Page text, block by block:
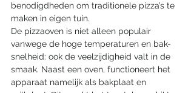
benodigdheden om traditionele pizza’s te
maken in eigen tuin.
De pizzaoven is niet alleen populair
vanwege de hoge temperaturen en bak-
snelheid: ook de veelzijdigheid valt in de
smaak. Naast een oven, functioneert het
apparaat namelijk als bakplaat en